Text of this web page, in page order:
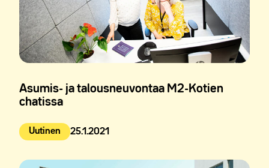
Asumis- ja talousneuvontaa M2-Kotien
chatissa
Uutinen
Julkaistu: 25.1.2021